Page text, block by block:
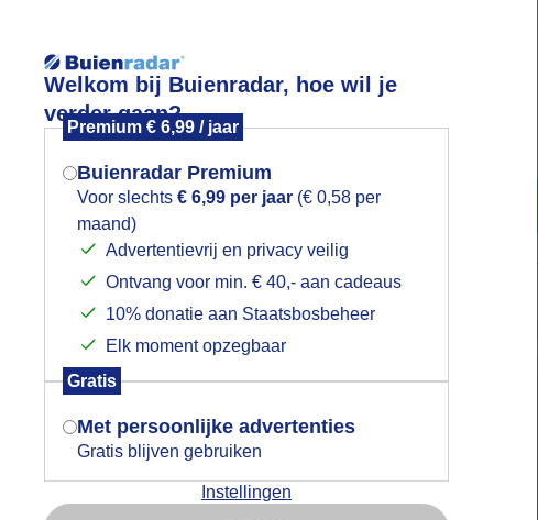
Welkom bij Buienradar, hoe wil je
verder gaan?
Premium € 6,99 / jaar
Buienradar Premium
Voor slechts € 6,99 per jaar (€ 0,58 per
maand)
Advertentievrij en privacy veilig
Ontvang voor min. € 40,- aan cadeaus
10% donatie aan Staatsbosbeheer
Elk moment opzegbaar
Gratis
Met persoonlijke advertenties
Gratis blijven gebruiken
Instellingen
Foto en video Weerzine
Zoeken in foto
in de zon met donkere wolken boven
Mogen we je locatie gebruiken voor
het weer?
Indien je hier nog geen akkoord op hebt
gegeven, verschijnt er zo een pop-up uit
je browser waarin deze toestemming
gevraagd wordt.
Is goed, toon de popup